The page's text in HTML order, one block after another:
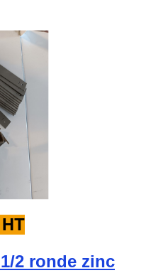
2 ronde zinc